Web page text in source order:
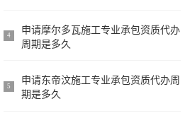
4
申请摩尔多瓦施工专业承包资质代办
周期是多久
5
申请东帝汶施工专业承包资质代办周
期是多久